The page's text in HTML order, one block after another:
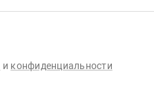
и конфиденциальности